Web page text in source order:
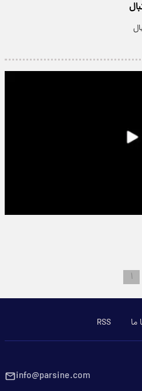
۱
ما RSS
info@parsine.com